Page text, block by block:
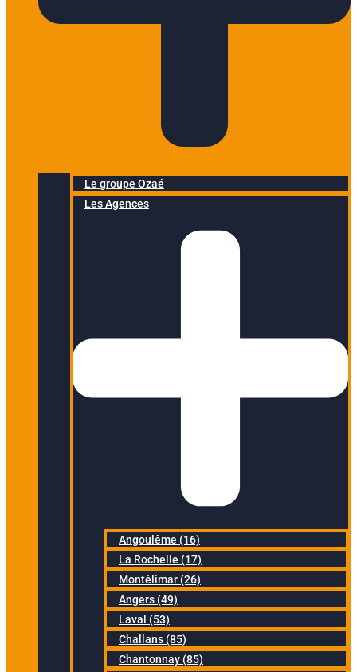
Le groupe Ozaé
Les Agences
Angoulême (16)
La Rochelle (17)
Montélimar (26)
Angers (49)
Laval (53)
Challans (85)
Chantonnay (85)